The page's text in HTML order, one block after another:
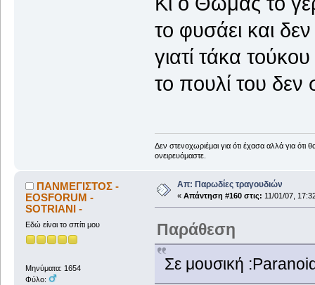
το φυσάει και
γιατί τάκα τούκου
το πουλί του δεν
Δεν στενοχωριέμαι για ότι έχασα αλλά για
ονειρευόμαστε.
ΠΑΝΜΕΓΙΣΤΟΣ -
EOSFORUM -
SOTRIANI -
Εδώ είναι το σπίτι μου
Μηνύματα: 1654
Φύλο:
Απ: Παρωδίες τραγουδιών
« Απάντηση #160 στις: 11/01/07,
Παράθεση
Σε μουσική